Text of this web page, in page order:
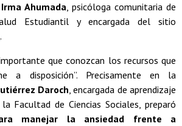
Irma Ahumada, psicóloga comunitaria de
Estudiantil y encargada del sitio
.
que conozcan los recursos que
a disposición”. Precisamente en la
Daroch, encargada de aprendizaje
Facultad de Ciencias Sociales, preparó
manejar la ansiedad
frente a